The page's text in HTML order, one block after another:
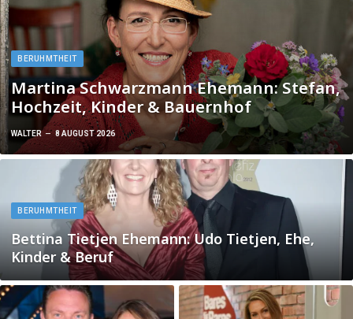
BERUHMTHEIT
Martina Schwarzmann Ehemann: Stefan,
Hochzeit, Kinder & Bauernhof
WALTER 8 AUGUST 2026
BERUHMTHEIT
Bettina Tietjen Ehemann: Udo Tietjen, Ehe,
Kinder & Beruf